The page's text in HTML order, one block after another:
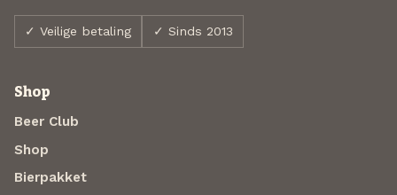
✓ Veilige betaling ✓ Sinds 2013
Shop
Beer Club
Shop
Bierpakket